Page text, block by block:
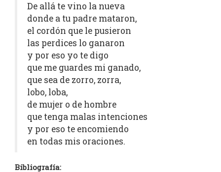
De allá te vino la nueva
donde a tu padre mataron,
el cordón que le pusieron
las perdices lo ganaron
y por eso yo te digo
que me guardes mi ganado,
que sea de zorro, zorra,
lobo, loba,
de mujer o de hombre
que tenga malas intenciones
y por eso te encomiendo
en todas mis oraciones.
Bibliografía: